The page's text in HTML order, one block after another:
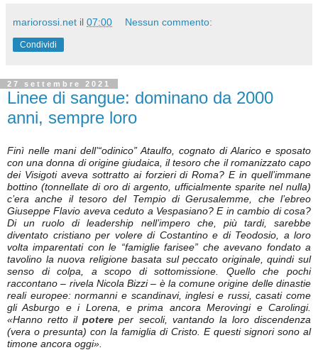
mariorossi.net il 07:00 Nessun commento:
Condividi
27 settembre 2021
Linee di sangue: dominano da 2000
anni, sempre loro
Finì nelle mani dell’“odinico” Ataulfo, cognato di Alarico e sposato
con una donna di origine giudaica, il tesoro che il romanizzato capo
dei Visigoti aveva sottratto ai forzieri di Roma? E in quell’immane
bottino (tonnellate di oro di argento, ufficialmente sparite nel nulla)
c’era anche il tesoro del Tempio di Gerusalemme, che l’ebreo
Giuseppe Flavio aveva ceduto a Vespasiano? E in cambio di cosa?
Di un ruolo di leadership nell’impero che, più tardi, sarebbe
diventato cristiano per volere di Costantino e di Teodosio, a loro
volta imparentati con le “famiglie farisee” che avevano fondato a
tavolino la nuova religione basata sul peccato originale, quindi sul
senso di colpa, a scopo di sottomissione. Quello che pochi
raccontano – rivela Nicola Bizzi – è la comune origine delle dinastie
reali europee: normanni e scandinavi, inglesi e russi, casati come
gli Asburgo e i Lorena, e prima ancora Merovingi e Carolingi.
«Hanno retto ilpotere per secoli, vantando la loro discendenza
(vera o presunta) con la famiglia di Cristo. E questi signori sono al
timone ancora oggi».